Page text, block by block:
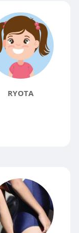
RYOTA